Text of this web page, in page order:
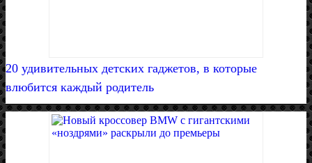
20 удивительных детских гаджетов, в которые
влюбится каждый родитель